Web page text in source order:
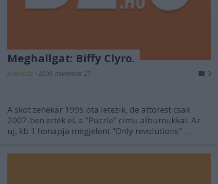
Meghallgat: Biffy Clyro.
poprocks • 2009. november 27. 0
A skot zenekar 1995 ota letezik, de attorest csak
2007-ben ertek el, a "Puzzle" cimu albumukkal. Az
uj, kb 1 honapja megjelent "Only revolutions" ...